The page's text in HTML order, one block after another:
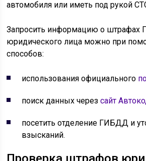
автомобиля или иметь под рукой
Запросить информацию о
юридического лица можно при
способов:
использования официального
поиск данных черезсайт
посетить отделение ГИБДД и
взысканий.